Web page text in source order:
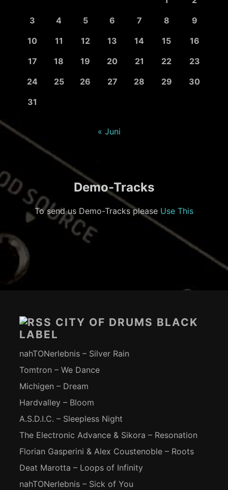
3
4 5 6 7 8
9
10
11 12 13 14 15
16
17
18 19 20 21 22
23
24
25 26 27 28 29
30
31
« Juni
Demo-Tracks
To send us Demo-Tracks please Use This
CITY OF DRUMS BLACK
LABEL
nahTONerlebnis – Silver Rain
Tomtron – We Dance
Michigen – Dream
Hardvalley – Bloom
A.S.D.I.C. – Sleepless Night
The Electronic Advance & Sikora – Resonation
Florian Gasperini & Alex Coustenoble – Roots
Deat Marotta – Loops of Infinity
nahTONerlebnis – Sick of You